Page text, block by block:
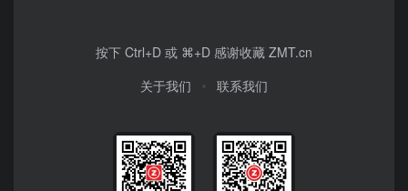
按下 Ctrl+D 或 ⌘+D 感谢收藏 ZMT.cn
关于我们
联系我们